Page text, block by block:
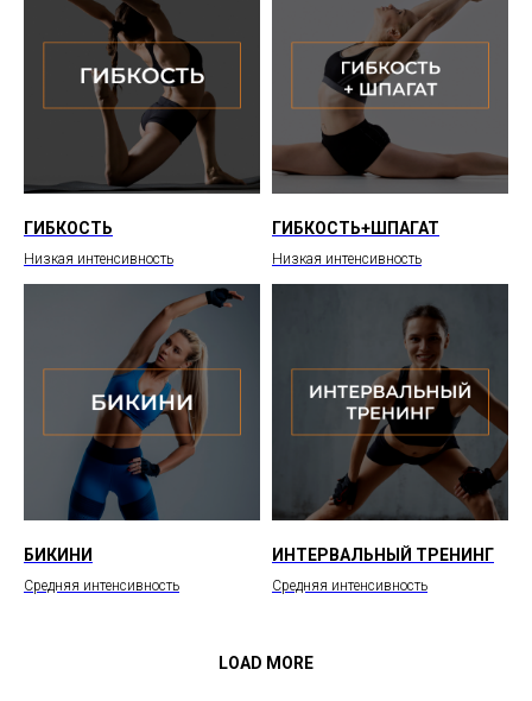
ГИБКОСТЬ
Низкая интенсивность
ГИБКОСТЬ+ШПАГАТ
Низкая интенсивность
БИКИНИ
Средняя интенсивность
ИНТЕРВАЛЬНЫЙ ТРЕНИНГ
Средняя интенсивность
LOAD MORE